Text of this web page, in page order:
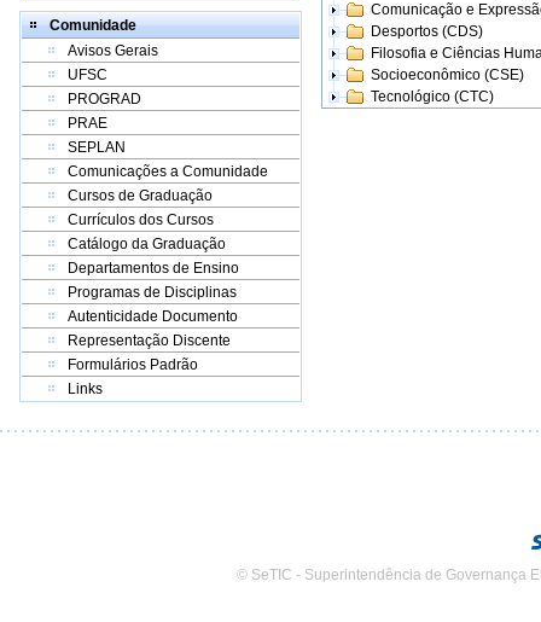
Comunidade
Avisos Gerais
UFSC
PROGRAD
PRAE
SEPLAN
Comunicações a Comunidade
Cursos de Graduação
Currículos dos Cursos
Catálogo da Graduação
Departamentos de Ensino
Programas de Disciplinas
Autenticidade Documento
Representação Discente
Formulários Padrão
Links
Comunicação e
Desportos (CDS)
Filosofia e Ciências
Socioeconômico (CSE)
Tecnológico (CTC)
© SeTIC - Superintendência de Governança